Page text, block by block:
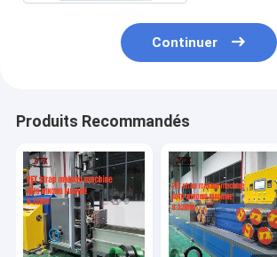
Continuer
Produits Recommandés